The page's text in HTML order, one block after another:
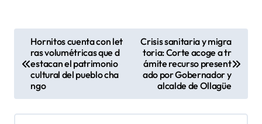
e
g
Hornitos cuenta con let
ras volumétricas que d
estacan el patrimonio
cultural del pueblo cha
ngo
Crisis sanitaria y migra
toria: Corte acoge a tr
ámite recurso present
ado por Gobernador y
alcalde de Ollagüe